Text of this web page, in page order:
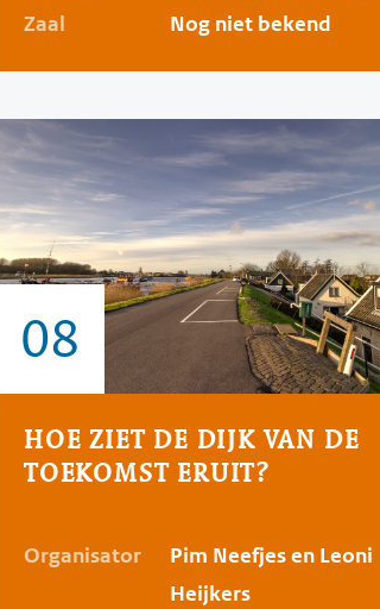
Zaal
Nog niet bekend
08
HOE ZIET DE DIJK VAN DE
TOEKOMST ERUIT?
Organisator
Pim Neefjes en Leoni
Heijkers